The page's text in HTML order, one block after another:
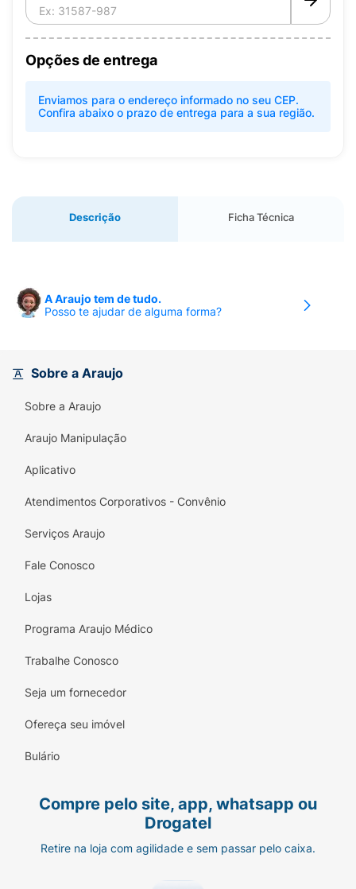
Opções de entrega
Enviamos para o endereço informado no seu CEP.
Confira abaixo o prazo de entrega para a sua região.
Descrição Ficha Técnica
A Araujo tem de tudo.
Posso te ajudar de alguma forma?
Sobre a Araujo
Sobre a Araujo
Araujo Manipulação
Aplicativo
Atendimentos Corporativos - Convênio
Serviços Araujo
Fale Conosco
Lojas
Programa Araujo Médico
Trabalhe Conosco
Seja um fornecedor
Ofereça seu imóvel
Bulário
Compre pelo site, app, whatsapp ou
Drogatel
Retire na loja com agilidade e sem passar pelo caixa.